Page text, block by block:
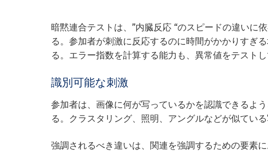
暗黙連合テストは、”内臓反応 “のスピードの違いに
る。参加者が刺激に反応するのに時間がかかりすぎ
る。エラー指数を計算する能力も、異常値をテスト
識別可能な刺激
参加者は、画像に何が写っているかを認識できるよ
る。クラスタリング、照明、アングルなどが似てい
強調されるべき違いは、関連を強調するための要素